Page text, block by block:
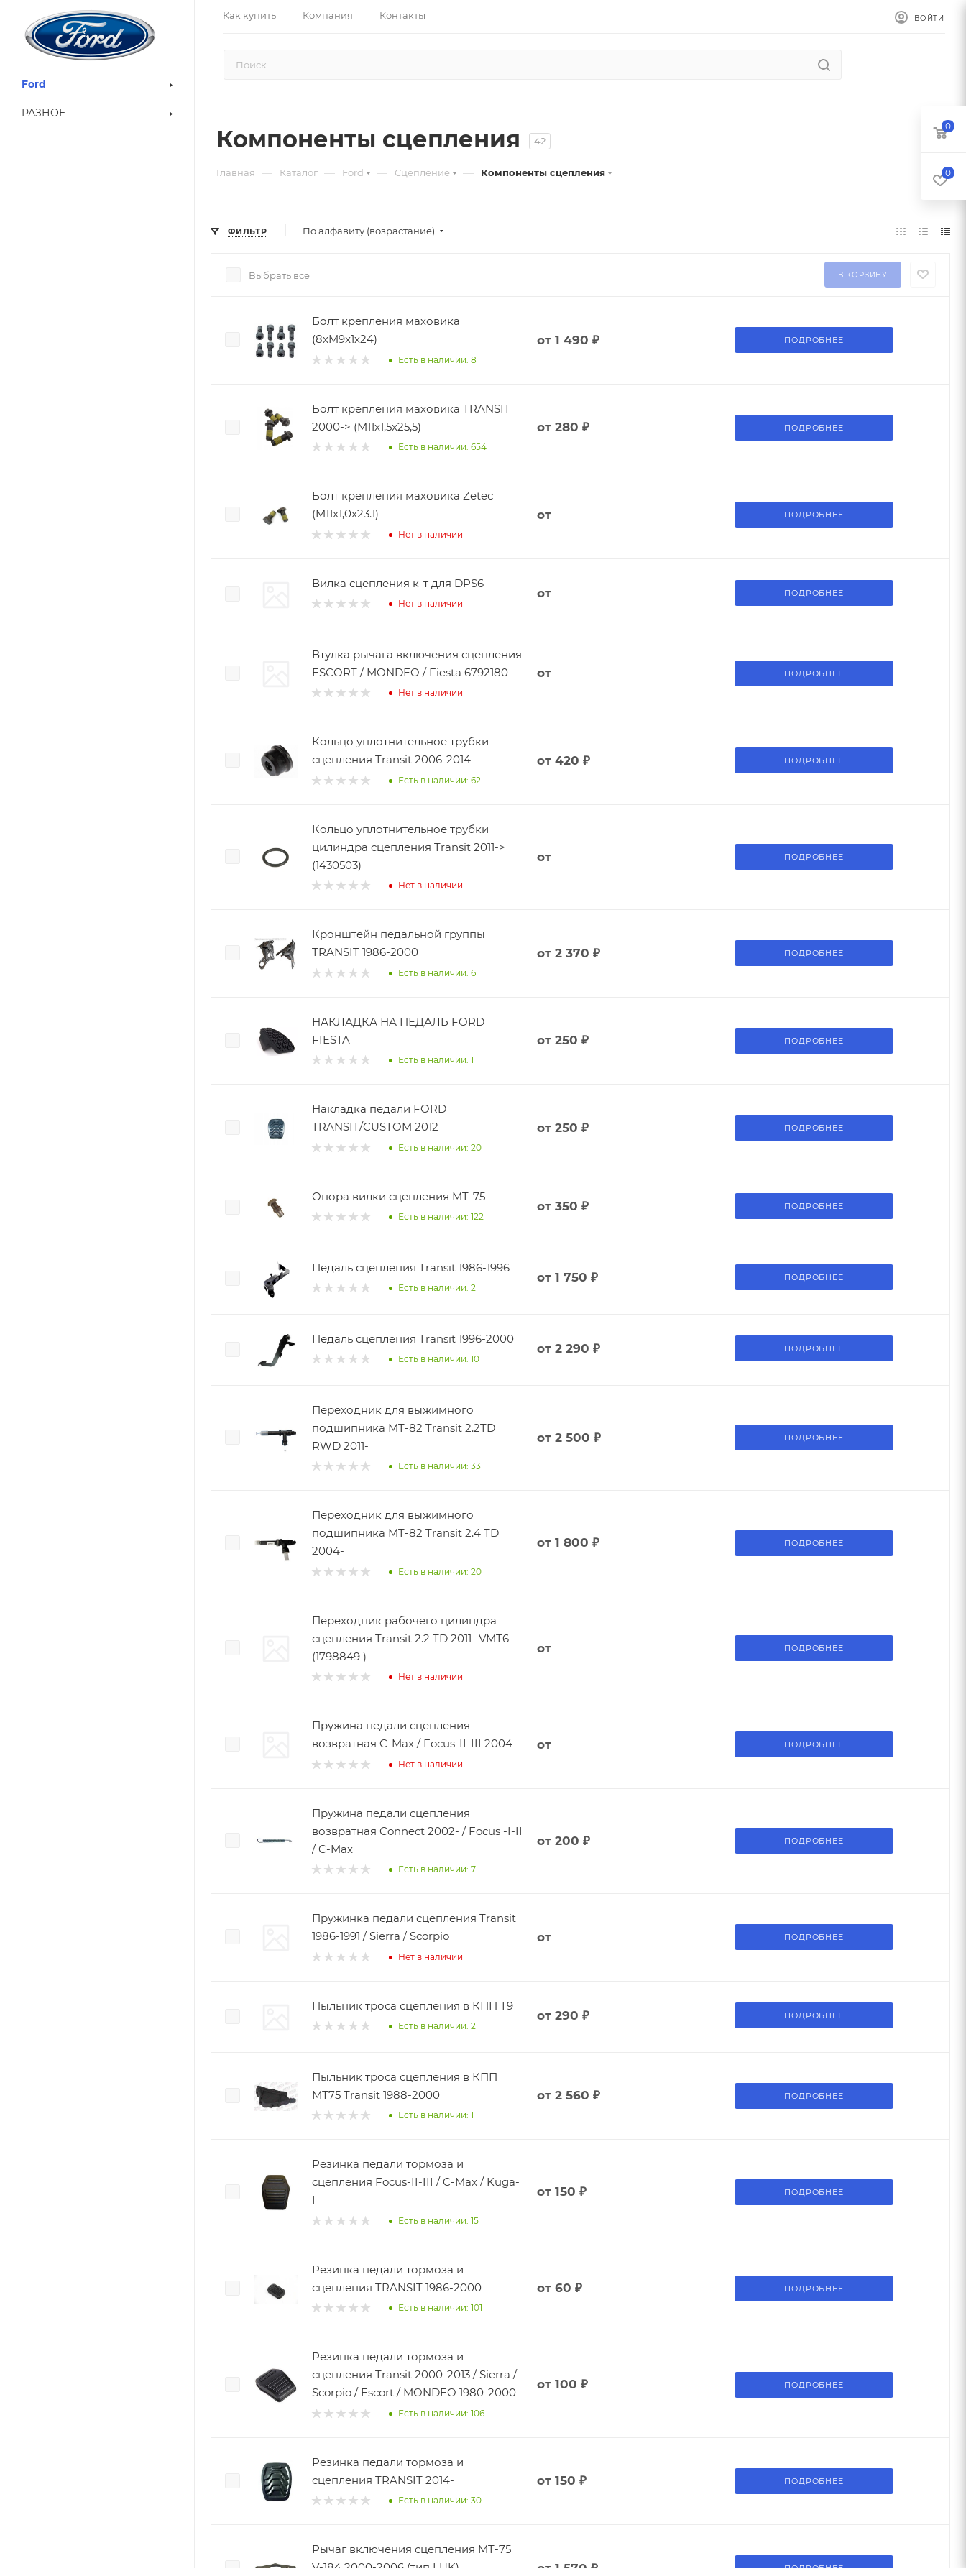
Как купить Компания Контакты ВОЙТИ
Ford
РАЗНОЕ
Компоненты сцепления 42
Главная — Каталог — Ford — Сцепление — Компоненты сцепления
ФИЛЬТР По алфавиту (возрастание)
Выбрать все В КОРЗИНУ
Болт крепления маховика
(8xM9x1x24)
Есть в наличии: 8
от 1 490 ₽ ПОДРОБНЕЕ
Болт крепления маховика TRANSIT
2000-> (M11x1,5x25,5)
Есть в наличии: 654
от 280 ₽ ПОДРОБНЕЕ
Болт крепления маховика Zetec
(M11x1,0x23.1)
Нет в наличии
от ПОДРОБНЕЕ
Вилка сцепления к-т для DPS6
Нет в наличии
от ПОДРОБНЕЕ
Втулка рычага включения сцепления
ESCORT / MONDEO / Fiesta 6792180
Нет в наличии
от ПОДРОБНЕЕ
Кольцо уплотнительное трубки
сцепления Transit 2006-2014
Есть в наличии: 62
от 420 ₽ ПОДРОБНЕЕ
Кольцо уплотнительное трубки
цилиндра сцепления Transit 2011->
(1430503)
Нет в наличии
от ПОДРОБНЕЕ
Кронштейн педальной группы
TRANSIT 1986-2000
Есть в наличии: 6
от 2 370 ₽ ПОДРОБНЕЕ
НАКЛАДКА НА ПЕДАЛЬ FORD
FIESTA
Есть в наличии: 1
от 250 ₽ ПОДРОБНЕЕ
Накладка педали FORD
TRANSIT/CUSTOM 2012
Есть в наличии: 20
от 250 ₽ ПОДРОБНЕЕ
Опора вилки сцепления MT-75
Есть в наличии: 122
от 350 ₽ ПОДРОБНЕЕ
Педаль сцепления Transit 1986-1996
Есть в наличии: 2
от 1 750 ₽ ПОДРОБНЕЕ
Педаль сцепления Transit 1996-2000
Есть в наличии: 10
от 2 290 ₽ ПОДРОБНЕЕ
Переходник для выжимного
подшипника MT-82 Transit 2.2TD
RWD 2011-
Есть в наличии: 33
от 2 500 ₽ ПОДРОБНЕЕ
Переходник для выжимного
подшипника MT-82 Transit 2.4 TD
2004-
Есть в наличии: 20
от 1 800 ₽ ПОДРОБНЕЕ
Переходник рабочего цилиндра
сцепления Transit 2.2 TD 2011- VMT6
(1798849 )
Нет в наличии
от ПОДРОБНЕЕ
Пружина педали сцепления
возвратная C-Max / Focus-II-III 2004-
Нет в наличии
от ПОДРОБНЕЕ
Пружина педали сцепления
возвратная Connect 2002- / Focus -I-II
/ C-Max
Есть в наличии: 7
от 200 ₽ ПОДРОБНЕЕ
Пружинка педали сцепления Transit
1986-1991 / Sierra / Scorpio
Нет в наличии
от ПОДРОБНЕЕ
Пыльник троса сцепления в КПП T9
Есть в наличии: 2
от 290 ₽ ПОДРОБНЕЕ
Пыльник троса сцепления в КПП
МТ75 Transit 1988-2000
Есть в наличии: 1
от 2 560 ₽ ПОДРОБНЕЕ
Резинка педали тормоза и
сцепления Focus-II-III / C-Max / Kuga-
I
Есть в наличии: 15
от 150 ₽ ПОДРОБНЕЕ
Резинка педали тормоза и
сцепления TRANSIT 1986-2000
Есть в наличии: 101
от 60 ₽ ПОДРОБНЕЕ
Резинка педали тормоза и
сцепления Transit 2000-2013 / Sierra /
Scorpio / Escort / MONDEO 1980-2000
Есть в наличии: 106
от 100 ₽ ПОДРОБНЕЕ
Резинка педали тормоза и
сцепления TRANSIT 2014-
Есть в наличии: 30
от 150 ₽ ПОДРОБНЕЕ
Рычаг включения сцепления MT-75
V-184 2000-2006 (тип LUK)
от 1 570 ₽ ПОДРОБНЕЕ
0
0